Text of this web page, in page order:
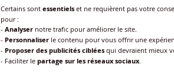
Certains sont essentiels et ne requièrent pas votre
pour :
- Analyser notre trafic pour améliorer le site.
- Personnaliser le contenu pour vous offrir une
- Proposer des publicités ciblées qui devraient mieux
- Faciliter le partage sur les réseaux sociaux